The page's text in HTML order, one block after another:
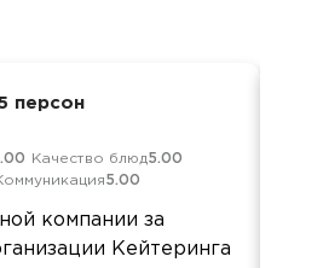
персон
Качество блюд5.00
5.00
компании за
Кейтеринга